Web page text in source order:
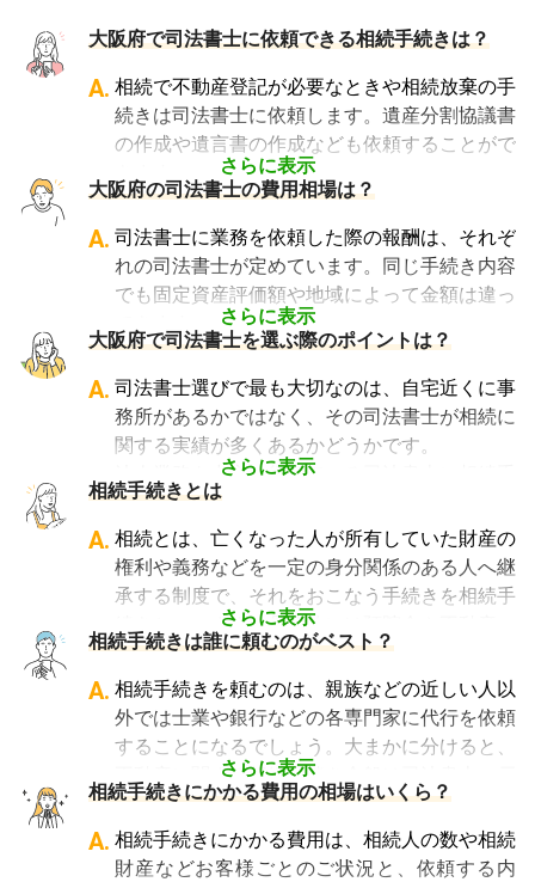
大阪府で司法書士に依頼できる相続手続きは？
さらに表示
A. 相続で不動産登記が必要なときや相続放棄の手
続きは司法書士に依頼します。遺産分割協議書
の作成や遺言書の作成なども依頼することがで
・不動産の名義変更の手続き
・遺産分割協議書の作成
・遺言書の作成
・成年後見人手続き
ただし、相続争いなどのトラブルの解決は弁護
士に依頼することになります。
大阪府の司法書士の費用相場は？
さらに表示
A. 司法書士に業務を依頼した際の報酬は、それぞ
れの司法書士が定めています。同じ手続き内容
でも固定資産評価額や地域によって金額は違っ
一例を挙げると、相続による所有権移転登記手
続きで「土地1筆及び建物1棟（固定資産評価
額の合計1,000万円）法定相続人3名のうち1名
が単独相続した場合」の費用相場の目安は6万
円～8万円程です。
また相続登記には報酬のほか、戸籍謄本取得の
際にかかる費用や、登録免許税などが発生しま
す。 相続人や不動産の数などによっても異な
るため、価格表は参考にしかなりません。
「相続費用見積ガイド」では、 相続手続きに強
い司法書士に、無料で一括見積依頼が可能で
か、まずは見積を取り寄せてみましょう。
大阪府で司法書士を選ぶ際のポイントは？
さらに表示
A. 司法書士選びで最も大切なのは、自宅近くに事
務所があるかではなく、その司法書士が相続に
関する実績が多くあるかどうかです。
法人業務を中心に行っている司法書士に相続手
続きの相談をしても、期待した結果は得られな
いため、相続手続きの経験豊富な司法書士を選
ぶことが、スムーズで間違いのない相続手続き
のために非常に重要になります。
なお、自宅から離れた場所にある事務所であっ
ても、相続手続きの対応は可能です。
「相続費用見積ガイド」では、
相続手続きに強
い司法書士を多数掲載しており、無料で一括見
積依頼が可能です 。ぜひご利用ください。
相続手続きとは
さらに表示
A. 相続とは、亡くなった人が所有していた財産の
権利や義務などを一定の身分関係のある人へ継
承する制度で、それをおこなう手続きを相続手
続きといいます。具体的には預貯金や不動産、
借金なども含めた亡くなった人の財産を配偶者
や子どもなどの相続人に引き継ぐ手続きのこと
です。相続手続きが大変と言われるのは、その
複雑さや手続きの多さにあります。加えて役所
や銀行などに出向くことも多いことから時間も
手間もかかります。専門家に任せればそういっ
た煩わしさを大幅に減らすことができます。
相続手続きは誰に頼むのがベスト？
さらに表示
A. 相続手続きを頼むのは、親族などの近しい人以
外では士業や銀行などの各専門家に代行を依頼
することになるでしょう。大まかに分けると、
不動産に関する相続手続き全般は司法書士、戸
籍謄本の収集、預貯金口座・車などの名義変更
手続きを任せたい場合は行政書士、相続税申告
や節税対策の検討は税理士、相続人の間で争い
相続手続きにかかる費用の相場はいくら？
A. 相続手続きにかかる費用は、相続人の数や相続
財産などお客様ごとのご状況と、依頼する内